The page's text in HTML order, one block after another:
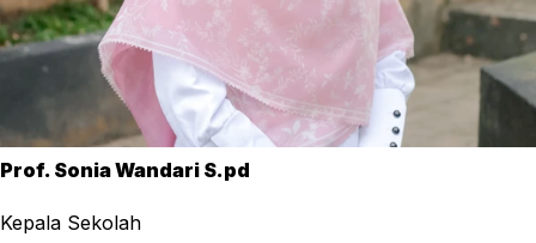
Prof. Sonia Wandari S.pd
Kepala Sekolah